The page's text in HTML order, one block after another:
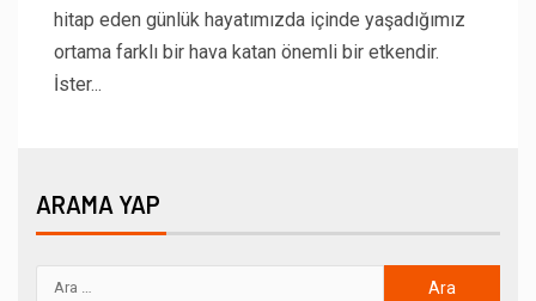
hitap eden günlük hayatımızda içinde yaşadığımız
ortama farklı bir hava katan önemli bir etkendir.
İster...
ARAMA YAP